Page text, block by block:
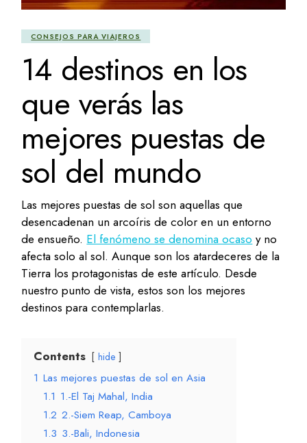
CONSEJOS PARA VIAJEROS
14 destinos en los
que verás las
mejores puestas de
sol del mundo
Las mejores puestas de sol son aquellas que
desencadenan un arcoíris de color en un entorno
de ensueño. El fenómeno se denomina ocaso y no
afecta solo al sol. Aunque son los atardeceres de la
Tierra los protagonistas de este artículo. Desde
nuestro punto de vista, estos son los mejores
destinos para contemplarlas.
Contents hide
1 Las mejores puestas de sol en Asia
1.1 1.-El Taj Mahal, India
1.2 2.-Siem Reap, Camboya
1.3 3.-Bali, Indonesia